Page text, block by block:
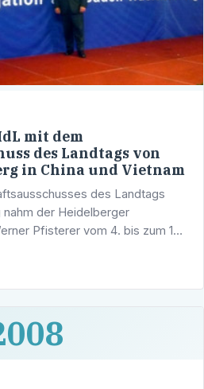
mit dem
des Landtags von
in China und Vietnam
des Landtags
der Heidelberger
Pfisterer vom 4. bis zum 12.